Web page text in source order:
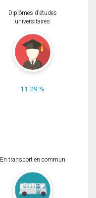
Diplômes d'études
universitaires
11.29 %
En transport en commun